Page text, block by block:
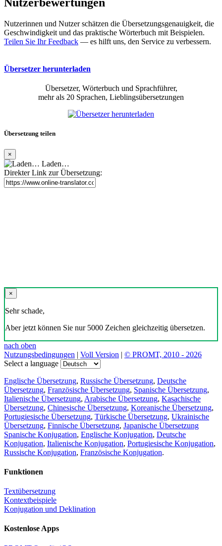
Nutzerinnen und Nutzer schätzen die Übersetzungsgenauigkeit, die
Geschwindigkeit und das praktische Wörterbuch mit Beispielen.
Teilen Sie Ihr Feedback — es hilft uns, den Service zu verbessern.
Übersetzer herunterladen
Übersetzer, Wörterbuch und Sprachführer,
mehr als 20 Sprachen, Lieblingsübersetzungen
Übersetzung teilen
×
Laden…
Direkter Link zur Übersetzung:
×
Sehr schade,
Aber jetzt können Sie nur 5000 Zeichen gleichzeitig übersetzen.
nach oben
Nutzungsbedingungen | Voll Version | © PROMT, 2010 - 2026
Select a language
Englische Übersetzung, Russische Übersetzung, Deutsche
Übersetzung, Französische Übersetzung, Spanische Übersetzung,
Italienische Übersetzung, Arabische Übersetzung, Kasachische
Übersetzung, Chinesische Übersetzung, Koreanische Übersetzung,
Portugiesische Übersetzung, Türkische Übersetzung, Ukrainische
Übersetzung, Finnische Übersetzung, Japanische Übersetzung
Spanische Konjugation, Englische Konjugation, Deutsche
Konjugation, Italienische Konjugation, Portugiesische Konjugation,
Russische Konjugation, Französische Konjugation.
Funktionen
Textübersetzung
Kontextbeispiele
Konjugation und Deklination
Kostenlose Apps